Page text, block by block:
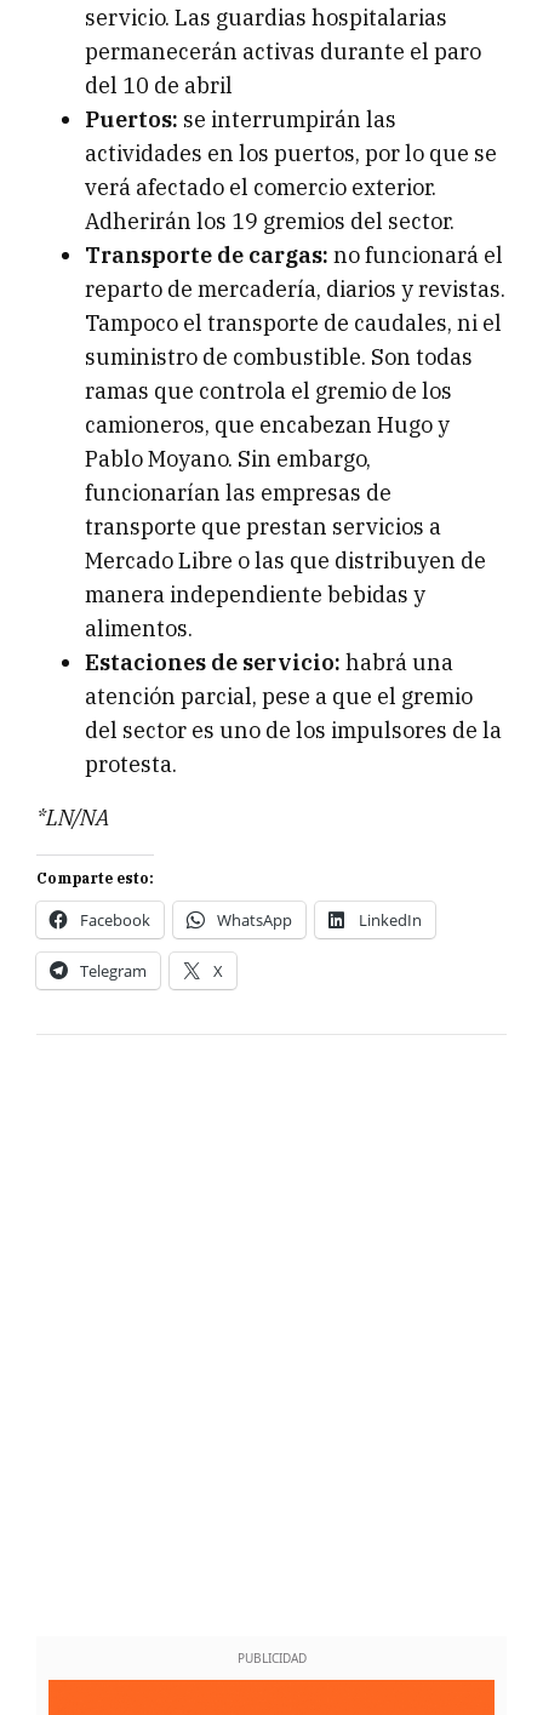
servicio. Las guardias hospitalarias
permanecerán activas durante el paro
del 10 de abril
Puertos: se interrumpirán las
actividades en los puertos, por lo que se
verá afectado el comercio exterior.
Adherirán los 19 gremios del sector.
Transporte de cargas: no funcionará el
reparto de mercadería, diarios y revistas.
Tampoco el transporte de caudales, ni el
suministro de combustible. Son todas
ramas que controla el gremio de los
camioneros, que encabezan Hugo y
Pablo Moyano. Sin embargo,
funcionarían las empresas de
transporte que prestan servicios a
Mercado Libre o las que distribuyen de
manera independiente bebidas y
alimentos.
Estaciones de servicio: habrá una
atención parcial, pese a que el gremio
del sector es uno de los impulsores de la
protesta.
*LN/NA
Comparte esto:
Facebook WhatsApp LinkedIn
Telegram X